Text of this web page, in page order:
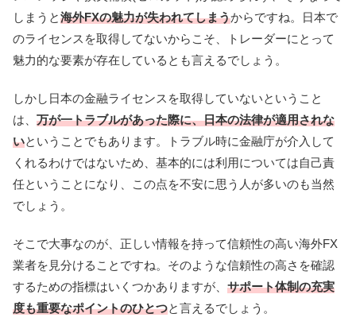
しまうと海外FXの魅力が失われてしまうからですね。日本で
のライセンスを取得してないからこそ、トレーダーにとって
魅力的な要素が存在しているとも言えるでしょう。
しかし日本の金融ライセンスを取得していないということ
は、 万が一トラブルがあった際に、日本の法律が適用されな
いということでもあります。トラブル時に金融庁が介入して
くれるわけではないため、基本的には利用については自己責
任ということになり、この点を不安に思う人が多いのも当然
でしょう。
そこで大事なのが、正しい情報を持って信頼性の高い海外FX
業者を見分けることですね。そのような信頼性の高さを確認
するための指標はいくつかありますが、 サポート体制の充実
度も重要なポイントのひとつと言えるでしょう。